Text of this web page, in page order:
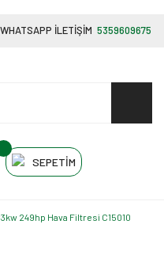
WHATSAPP İLETİŞİM 5359609675
SEPETİM